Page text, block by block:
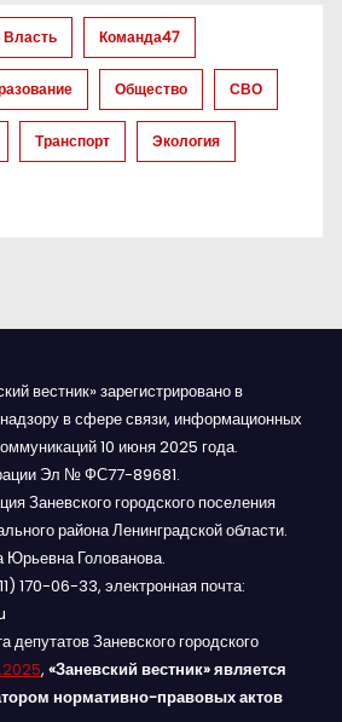
Власть Команда47
Общество СВО
Транспорт Экология
вестник» зарегистрировано в
в сфере связи, информационных
10 июня 2025 года.
Эл № ФС77-89681.
Заневского городского поселения
района Ленинградской области.
Юрьевна Голованова.
170-06-33, электронная почта:
Заневского городского
, «Заневский вестник» является
нормативно-правовых актов